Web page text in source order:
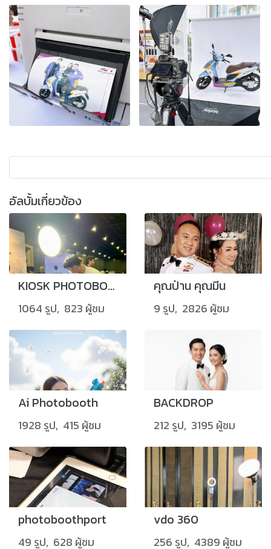
อัลบั้มเกี่ยวข้อง
KIOSK PHOTOBOOTH
1064 รูป, 823 ผู้ชม
คุณป่าน คุณมีน
9 รูป, 2826 ผู้ชม
Ai Photobooth
1928 รูป, 415 ผู้ชม
BACKDROP
212 รูป, 3195 ผู้ชม
photoboothport
49 รูป, 628 ผู้ชม
vdo 360
256 รูป, 4389 ผู้ชม